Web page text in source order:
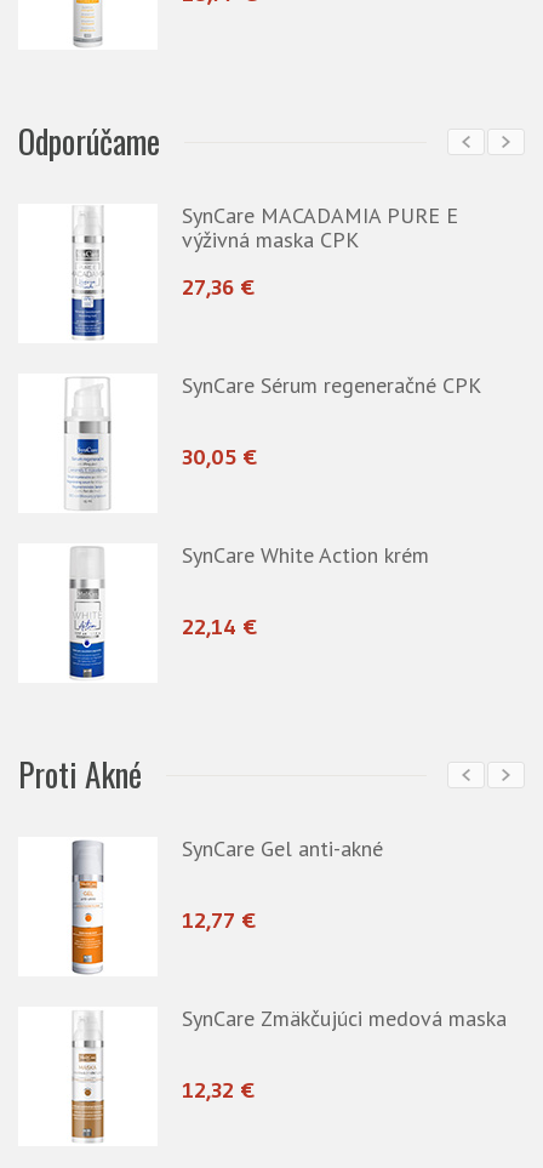
Odporúčame
SynCare MACADAMIA PURE E
výživná maska CPK
27,36 €
SynCare Sérum regeneračné CPK
30,05 €
SynCare White Action krém
22,14 €
Proti Akné
SynCare Gel anti-akné
12,77 €
SynCare Zmäkčujúci medová maska
12,32 €